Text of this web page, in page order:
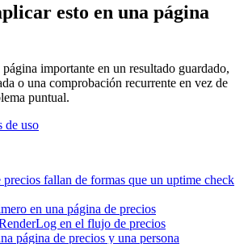
esto en una página
importante en un resultado guardado,
o una comprobación recurrente en vez de
puntual.
de uso
precios fallan de formas que un uptime check
en una página de precios
en el flujo de precios
página de precios y una persona